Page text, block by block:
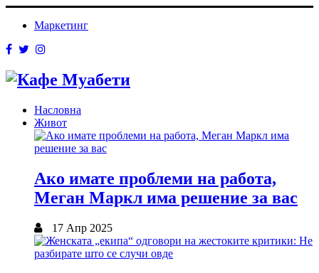
Маркетинг
Насловна
Живот
Ако имате проблеми на работа,
Меган Маркл има решение за вас
17 Апр 2025